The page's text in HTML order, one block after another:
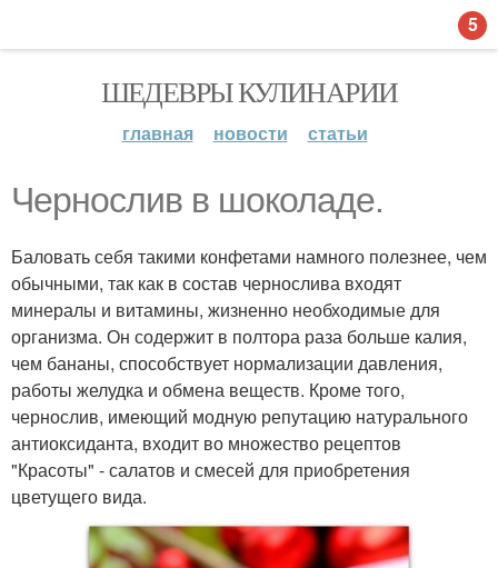
ШЕДЕВРЫ КУЛИНАРИИ
главная новости статьи
Чернослив в шоколаде.
Баловать себя такими конфетами намного полезнее, чем
обычными, так как в состав чернослива входят
минералы и витамины, жизненно необходимые для
организма. Он содержит в полтора раза больше калия,
чем бананы, способствует нормализации давления,
работы желудка и обмена веществ. Кроме того,
чернослив, имеющий модную репутацию натурального
антиоксиданта, входит во множество рецептов
"Красоты" - салатов и смесей для приобретения
цветущего вида.
5